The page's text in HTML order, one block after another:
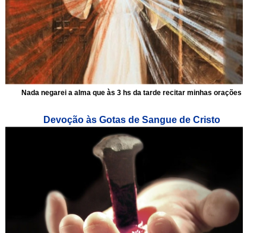
Nada negarei a alma que às 3 hs da tarde recitar minhas orações
Devoção às Gotas de Sangue de Cristo